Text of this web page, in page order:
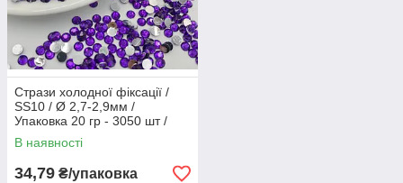
Стрази холодної фіксації /
SS10 / Ø 2,7-2,9мм /
Упаковка 20 гр - 3050 шт /
Фіолетовий
В наявності
34,79 ₴/упаковка